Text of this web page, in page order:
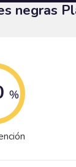
negras
%